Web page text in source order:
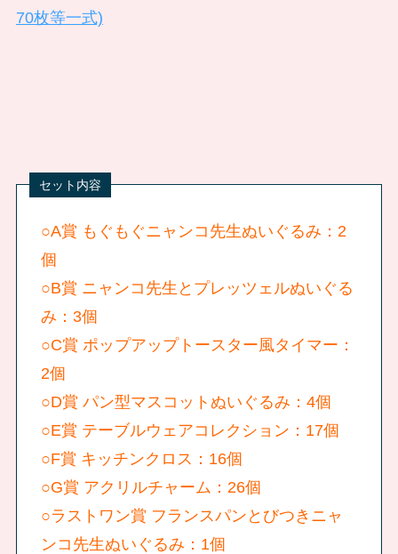
70枚等一式)
○A賞 もぐもぐニャンコ先生ぬいぐるみ：2
個
○B賞 ニャンコ先生とプレッツェルぬいぐる
み：3個
○C賞 ポップアップトースター風タイマー：
2個
○D賞 パン型マスコットぬいぐるみ：4個
○E賞 テーブルウェアコレクション：17個
○F賞 キッチンクロス：16個
○G賞 アクリルチャーム：26個
○ラストワン賞 フランスパンとびつきニャ
ンコ先生ぬいぐるみ：1個